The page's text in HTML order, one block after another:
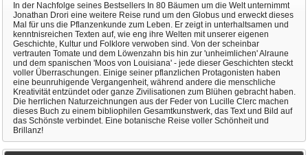
In der Nachfolge seines Bestsellers In 80 Bäumen um die Welt unternimmt
Jonathan Drori eine weitere Reise rund um den Globus und erweckt dieses
Mal für uns die Pflanzenkunde zum Leben. Er zeigt in unterhaltsamen und
kenntnisreichen Texten auf, wie eng ihre Welten mit unserer eigenen
Geschichte, Kultur und Folklore verwoben sind. Von der scheinbar
vertrauten Tomate und dem Löwenzahn bis hin zur 'unheimlichen' Alraune
und dem spanischen 'Moos von Louisiana' - jede dieser Geschichten steckt
voller Überraschungen. Einige seiner pflanzlichen Protagonisten haben
eine beunruhigende Vergangenheit, während andere die menschliche
Kreativität entzündet oder ganze Zivilisationen zum Blühen gebracht haben.
Die herrlichen Naturzeichnungen aus der Feder von Lucille Clerc machen
dieses Buch zu einem bibliophilen Gesamtkunstwerk, das Text und Bild auf
das Schönste verbindet. Eine botanische Reise voller Schönheit und
Brillanz!